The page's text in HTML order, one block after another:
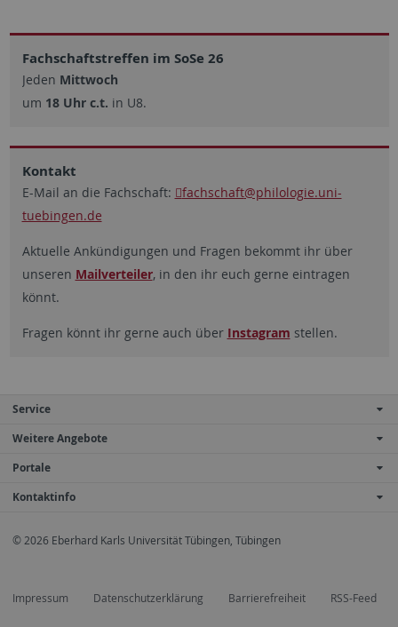
Fachschaftstreffen im SoSe 26
Jeden Mittwoch
um 18 Uhr c.t. in U8.
Kontakt
E-Mail an die Fachschaft: fachschaft@philologie.uni-
tuebingen.de
Aktuelle Ankündigungen und Fragen bekommt ihr über
unseren Mailverteiler, in den ihr euch gerne eintragen
könnt.
Fragen könnt ihr gerne auch über Instagram stellen.
Service
Weitere Angebote
Portale
Kontaktinfo
© 2026 Eberhard Karls Universität Tübingen, Tübingen
Impressum Datenschutzerklärung Barrierefreiheit RSS-Feed